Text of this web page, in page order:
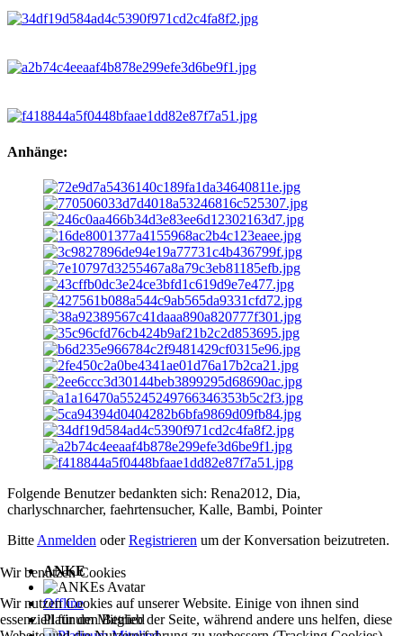
Anhänge:
Folgende Benutzer bedankten sich: Rena2012, Dia,
charlyschnarcher, faehrtensucher, Kalle, Bambi, Pointer
Bitte Anmelden oderRegistrieren um der Konversation beizutreten.
ANKE
Offline
Platinum Mitglied
Wir benutzen Cookies
Wir nutzen Cookies auf unserer Website. Einige von ihnen sind
essenziell für den Betrieb der Seite, während andere uns helfen, diese